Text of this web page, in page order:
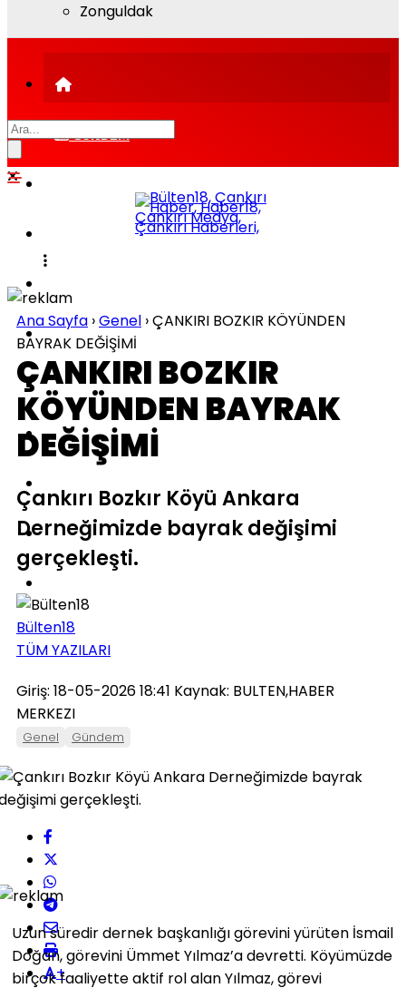
Zonguldak
GÜNDEM
KÜLTÜR-SANAT
SPOR
EĞITIM
SAĞLIK
İLÇELER
Ana Sayfa ›Genel ›ÇANKIRI BOZKIR KÖYÜNDEN
BAYRAK DEĞİŞİMİ
ÇANKIRI BOZKIR
KÖYÜNDEN BAYRAK
DEĞİŞİMİ
Çankırı Bozkır Köyü Ankara
Derneğimizde bayrak değişimi
gerçekleşti.
Bülten18
TÜM YAZILARI
Giriş: 18-05-2026 18:41 Kaynak: BULTEN,HABER
MERKEZI
Genel Gündem
+
Uzun süredir dernek başkanlığı görevini yürüten İsmail
Doğan, görevini Ümmet Yılmaz’a devretti. Köyümüzde
birçok faaliyette aktif rol alan Yılmaz, görevi